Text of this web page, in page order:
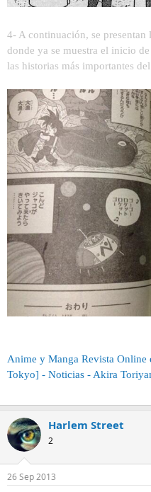
4- A continuación, se presentan
donde ya se muestra el inicio
las historias más importantes
Anime y Manga Revista
Tokyo] - Noticias - Akira
Harlem Street
2
26 Sep 2013